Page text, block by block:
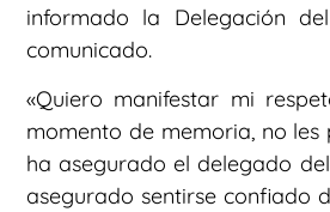
informado la Delegación
comunicado.
«Quiero manifestar mi
momento de memoria, no les
ha asegurado el delegado
asegurado sentirse confiado